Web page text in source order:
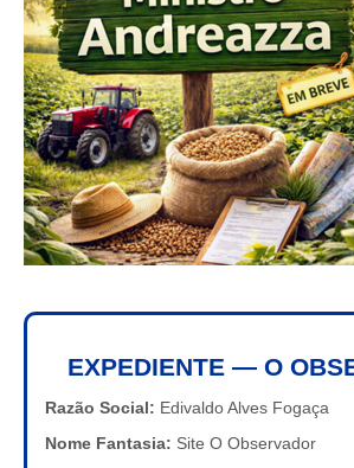
EXPEDIENTE — O
Razão Social: Edivaldo Alves Fogaça
Nome Fantasia: Site O Observador